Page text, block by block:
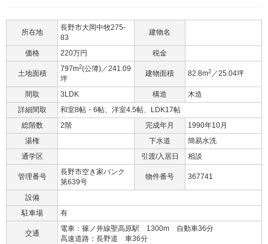
所在地
長野市大岡中牧275-
83
建物名
価格 220万円 税金
土地面積
797m2(公簿)／241.09
坪
建物面積 82.8m2 ／25.04坪
間取 3LDK 構造
木造
詳細間取
和室8帖・6帖、洋室4.5帖、LDK17帖
総階数
2階 完成年月
1990年10月
湯権
下水道
簡易水洗
通学区
引渡/入居日 相談
管理番号
長野市空き家バンク
第639号
物件番号 367741
設備
駐車場
有
交通
電車：篠ノ井線聖高原駅 1300m 自動車36分
高速道路：長野道 車36分